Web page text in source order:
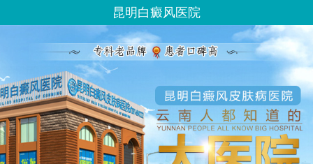
昆明白癜风医院